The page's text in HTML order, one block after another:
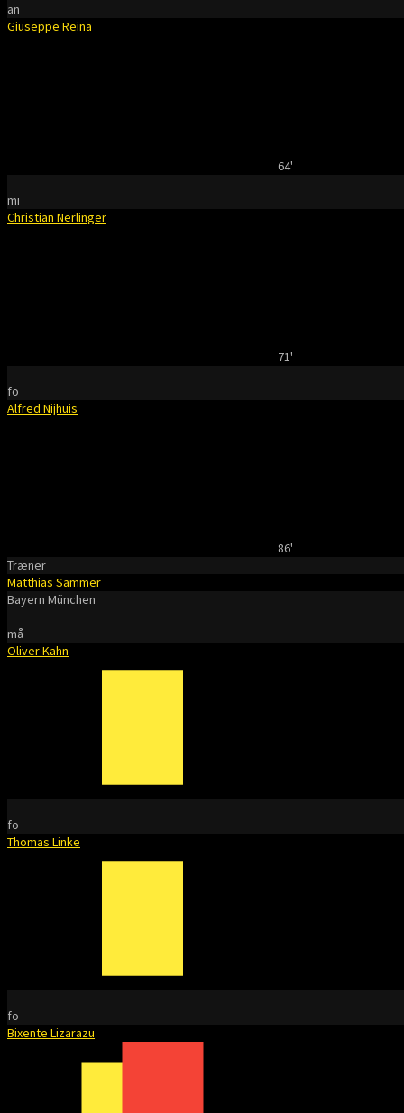
an
Giuseppe Reina
64'
mi
Christian Nerlinger
71'
fo
Alfred Nijhuis
86'
Træner
Matthias Sammer
Bayern München
må
Oliver Kahn
fo
Thomas Linke
fo
Bixente Lizarazu